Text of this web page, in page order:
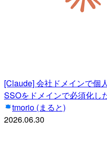
[Claude] 会社ドメインで個
SSOをドメインで必須化し
tmorio (まると)
2026.06.30